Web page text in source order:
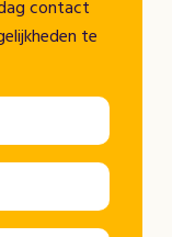
contact
te